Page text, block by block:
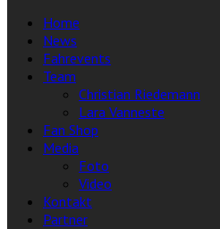
Home
News
Fahrevents
Team
Christian Riedemann
Lara Vanneste
Fan Shop
Media
Foto
Video
Kontakt
Partner